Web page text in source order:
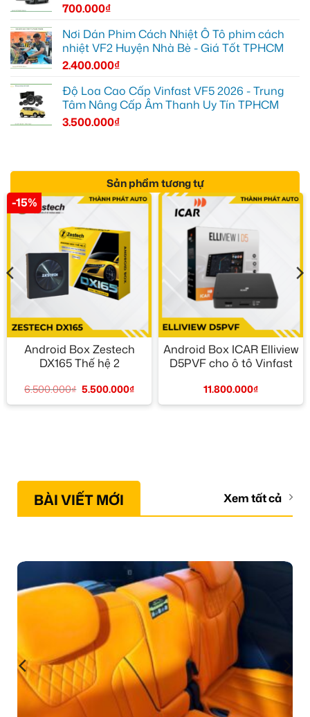
700.000₫
Nơi Dán Phim Cách Nhiệt Ô Tô phim cách
nhiệt VF2 Huyện Nhà Bè - Giá Tốt TPHCM
2.400.000₫
Độ Loa Cao Cấp Vinfast VF5 2026 - Trung
Tâm Nâng Cấp Âm Thanh Uy Tín TPHCM
3.500.000₫
Sản phẩm tương tự
-15%
Android Box Zestech
DX165 Thế hệ 2
6.500.000₫ 5.500.000₫
Android Box ICAR Elliview
D5PVF cho ô tô Vinfast
11.800.000₫
BÀI VIẾT MỚI Xem tất cả